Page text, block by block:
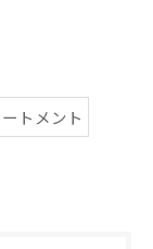
トメント